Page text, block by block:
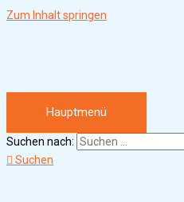
Zum Inhalt springen
Hauptmenü
Suchen nach:
Suchen